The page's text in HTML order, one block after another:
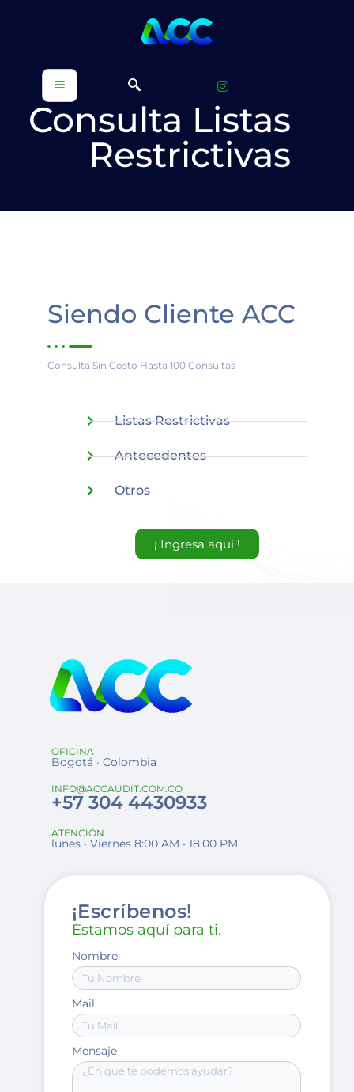
Consulta Listas
Restrictivas
Siendo Cliente ACC
Consulta Sin Costo Hasta 100 Consultas
Listas Restrictivas
Antecedentes
Otros
¡ Ingresa aquí !
OFICINA
Bogotá · Colombia
INFO@ACCAUDIT.COM.CO
+57 304 4430933
ATENCIÓN
lunes • Viernes 8:00 AM • 18:00 PM
¡Escríbenos!
Estamos aquí para ti.
Nombre
Mail
Mensaje